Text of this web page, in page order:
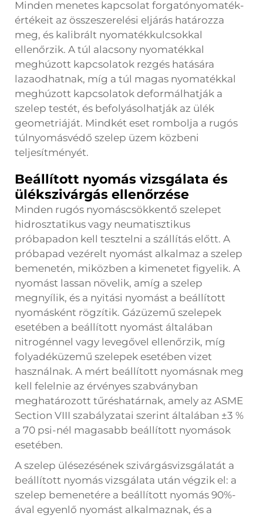
Minden menetes kapcsolat forgatónyomaték-
értékeit az összeszerelési eljárás határozza
meg, és kalibrált nyomatékkulcsokkal
ellenőrzik. A túl alacsony nyomatékkal
meghúzott kapcsolatok rezgés hatására
lazaodhatnak, míg a túl magas nyomatékkal
meghúzott kapcsolatok deformálhatják a
szelep testét, és befolyásolhatják az ülék
geometriáját. Mindkét eset rombolja a rugós
túlnyomásvédő szelep üzem közbeni
teljesítményét.
Beállított nyomás vizsgálata és
ülékszivárgás ellenőrzése
Minden rugós nyomáscsökkentő szelepet
hidrosztatikus vagy neumatisztikus
próbapadon kell tesztelni a szállítás előtt. A
próbapad vezérelt nyomást alkalmaz a szelep
bemenetén, miközben a kimenetet figyelik. A
nyomást lassan növelik, amíg a szelep
megnyílik, és a nyitási nyomást a beállított
nyomásként rögzítik. Gázüzemű szelepek
esetében a beállított nyomást általában
nitrogénnel vagy levegővel ellenőrzik, míg
folyadéküzemű szelepek esetében vizet
használnak. A mért beállított nyomásnak meg
kell felelnie az érvényes szabványban
meghatározott tűréshatárnak, amely az ASME
Section VIII szabályzatai szerint általában ±3 %
a 70 psi-nél magasabb beállított nyomások
esetében.
A szelep ülésezésének szivárgásvizsgálatát a
beállított nyomás vizsgálata után végzik el: a
szelep bemenetére a beállított nyomás 90%-
ával egyenlő nyomást alkalmaznak, és a